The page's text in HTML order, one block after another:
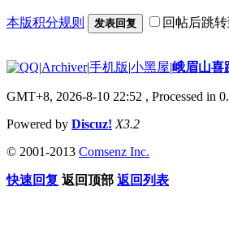
本版积分规则 发表回复 回帖后跳
|Archiver|手机版|小黑屋|峨眉山喜
GMT+8, 2026-8-10 22:52 , Processed in
Powered by Discuz! X3.2
© 2001-2013 Comsenz Inc.
快速回复 返回顶部 返回列表